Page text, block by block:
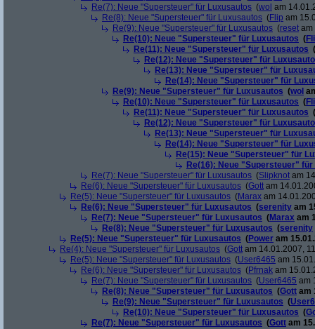
Re(7): Neue "Supersteuer" für Luxusautos (wol am
Re(8): Neue "Supersteuer" für Luxusautos (Flip am
Re(9): Neue "Supersteuer" für Luxusautos (reset am
Re(10): Neue "Supersteuer" für Luxusautos (
Re(11): Neue "Supersteuer" für Luxusautos (
Re(12): Neue "Supersteuer" für
Re(13): Neue "Supersteuer" für
Re(14): Neue "Supersteuer" für
Re(9): Neue "Supersteuer" für Luxusautos (wol
Re(10): Neue "Supersteuer" für Luxusautos (
Re(11): Neue "Supersteuer" für Luxusautos (
Re(12): Neue "Supersteuer" für
Re(13): Neue "Supersteuer" für
Re(14): Neue "Supersteuer" für
Re(15): Neue "Supersteuer" für
Re(16): Neue "Supersteuer"
Re(7): Neue "Supersteuer" für Luxusautos (Slipknot am
Re(6): Neue "Supersteuer" für Luxusautos (Gott am
Re(5): Neue "Supersteuer" für Luxusautos (Marax am
Re(6): Neue "Supersteuer" für Luxusautos (serenity am
Re(7): Neue "Supersteuer" für Luxusautos (Marax am
Re(8): Neue "Supersteuer" für Luxusautos (serenity
Re(5): Neue "Supersteuer" für Luxusautos (Power am
Re(4): Neue "Supersteuer" für Luxusautos (Gott am 14.01.2007,
Re(5): Neue "Supersteuer" für Luxusautos (User6465 am
Re(6): Neue "Supersteuer" für Luxusautos (Pfrnak am
Re(7): Neue "Supersteuer" für Luxusautos (User6465 am
Re(8): Neue "Supersteuer" für Luxusautos (Gott am
Re(9): Neue "Supersteuer" für Luxusautos (
Re(10): Neue "Supersteuer" für Luxusautos (
Re(7): Neue "Supersteuer" für Luxusautos (Gott am